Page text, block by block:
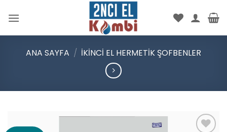
atla
ANA SAYFA / İKINCI EL HERMETIK ŞOFBENLER